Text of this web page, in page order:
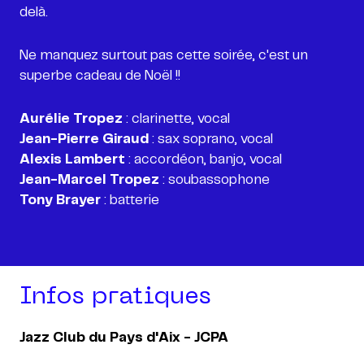
delà.
Ne manquez surtout pas cette soirée, c'est un
superbe cadeau de Noël !!
Aurélie Tropez
Jean-Pierre Giraud
Alexis Lambert
Jean-Marcel Tropez
Tony Brayer : batterie
Infos pratiques
Jazz Club du Pays d'Aix - JCPA